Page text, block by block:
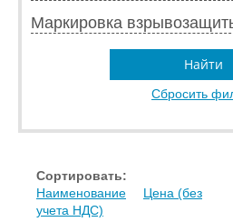
Маркировка
Найти
Сбросить
Сортировать:
Наименование
Цена (без
учета НДС)